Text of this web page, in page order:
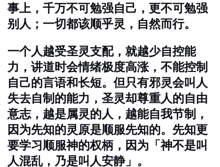
事上，千万不可勉强自己，更不可勉强
别人；一切都该顺乎灵，自然而行。
一个人越受圣灵支配，就越少自控能
力，讲道时会情绪极度高涨，不能控制
自己的言语和长短。但只有邪灵会叫人
失去自制的能力，圣灵却尊重人的自由
意志，越是属灵的人，越能自我节制，
因为先知的灵原是顺服先知的。先知更
要学习顺服神的权柄，因为「神不是叫
人混乱，乃是叫人安静」。